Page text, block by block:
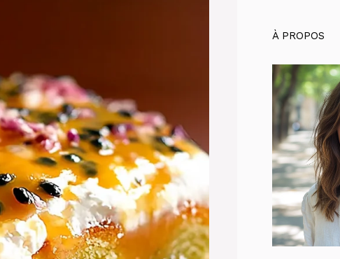
À PROPOS